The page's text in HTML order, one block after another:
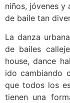
niños, jóvenes y
de baile tan
La danza
de bailes
house, dance
ido cambiando
que todos los
tienen una